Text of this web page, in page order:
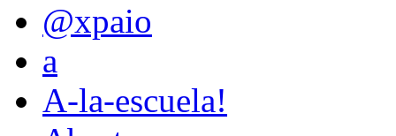
@xpaio
a
A-la-escuela!